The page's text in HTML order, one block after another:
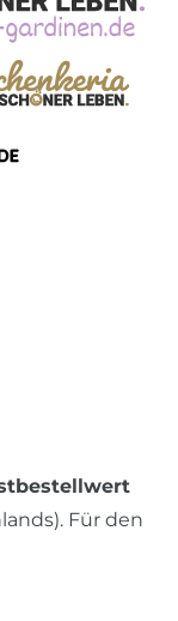
Für den